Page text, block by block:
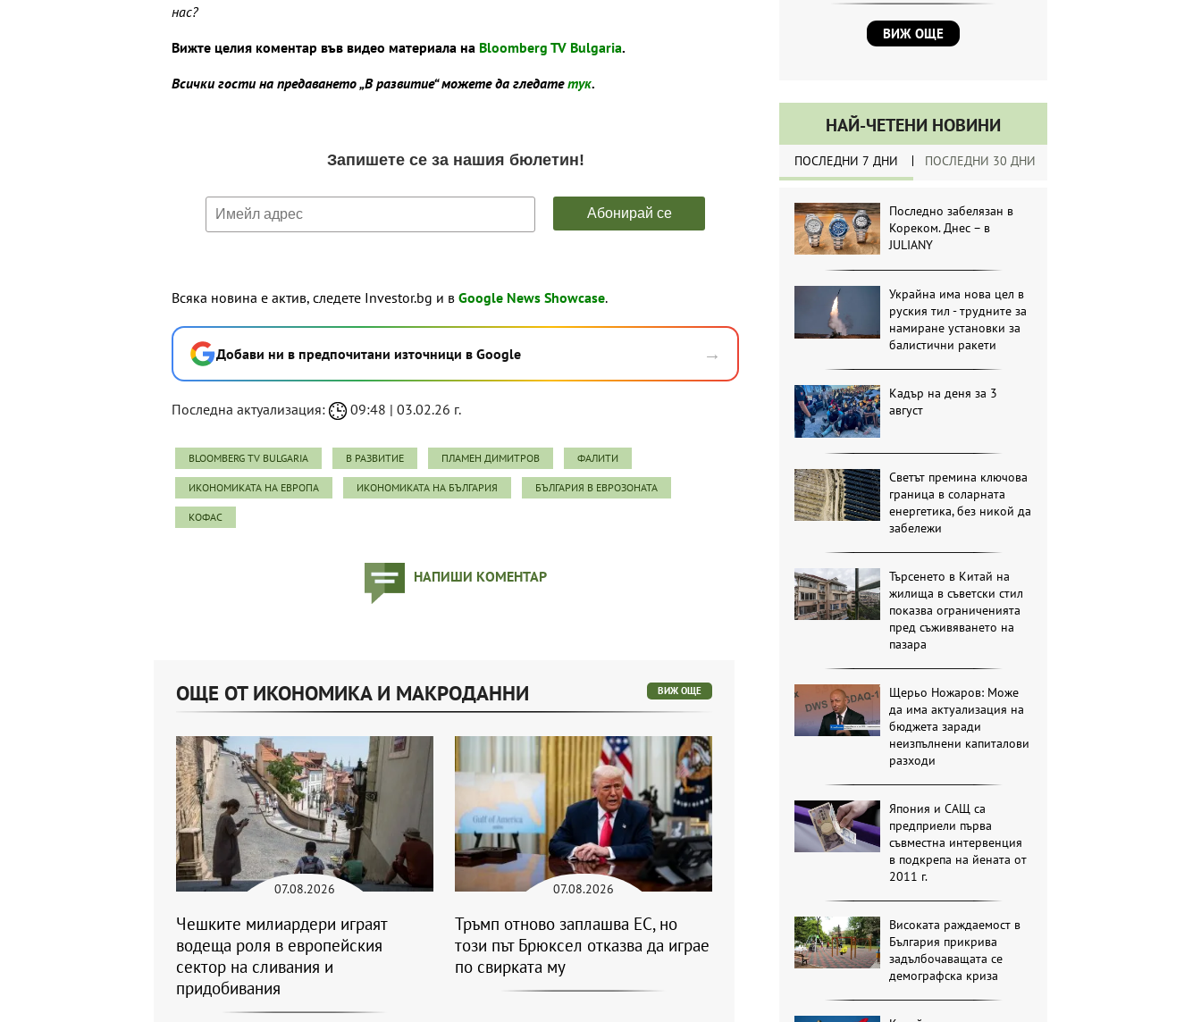
нас?
Вижте целия коментар във видео материала на Bloomberg TV Bulgaria.
Всички гости на предаването „В развитие“ можете да гледатетук.
Всяка новина е актив, следете Investor.bg и в Google News Showcase.
Добави ни в предпочитани източници в Google →
Последна актуализация: 09:48 | 03.02.26 г.
BLOOMBERG TV BULGARIA В РАЗВИТИЕ ПЛАМЕН ДИМИТРОВ ФАЛИТИ
ИКОНОМИКАТА НА ЕВРОПА ИКОНОМИКАТА НА БЪЛГАРИЯ БЪЛГАРИЯ В ЕВРОЗОНАТА
КОФАС
НАПИШИ КОМЕНТАР
ВИЖ ОЩЕ
НАЙ-ЧЕТЕНИ НОВИНИ
ПОСЛЕДНИ 7 ДНИ ПОСЛЕДНИ 30 ДНИ
Последно забелязан в
Кореком. Днес – в
JULIANY
Украйна има нова цел в
руския тил - трудните за
намиране установки за
балистични ракети
Кадър на деня за 3
август
Светът премина ключова
граница в соларната
енергетика, без никой да
забележи
Търсенето в Китай на
жилища в съветски стил
показва ограниченията
пред съживяването на
пазара
Щерьо Ножаров: Може
да има актуализация на
бюджета заради
неизпълнени капиталови
разходи
Япония и САЩ са
предприели първа
съвместна интервенция
в подкрепа на йената от
2011 г.
Високата раждаемост в
България прикрива
задълбочаващата се
демографска криза
ОЩЕ ОТ ИКОНОМИКА И МАКРОДАННИ ВИЖ ОЩЕ
07.08.2026
Чешките милиардери играят
водеща роля в европейския
сектор на сливания и
придобивания
07.08.2026
Тръмп отново заплашва ЕС, но
този път Брюксел отказва да играе
по свирката му